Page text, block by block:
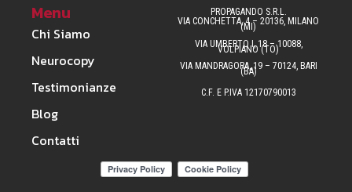
Menu
Chi Siamo
Neurocopy
Testimonianze
Blog
Contatti
PROPAGANDO S.R.L.
VIA CONCHETTA, 4 – 20136, MILANO
(MI)
VIA UMBERTO I, 18 – 10088,
VOLPIANO (TO)
VIA MANDRAGORA, 19 – 70124, BARI
(BA)
C.F. E P.IVA 12170790013